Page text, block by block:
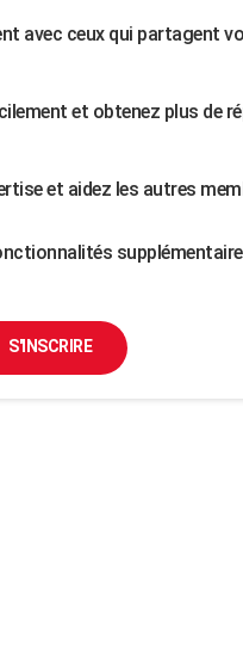
avec ceux qui partagent
et obtenez plus de
et aidez les autres
S'INSCRIRE